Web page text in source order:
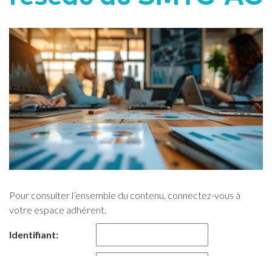
Pour consulter l’ensemble du contenu, connectez-vous à
votre espace adhérent.
Identifiant: